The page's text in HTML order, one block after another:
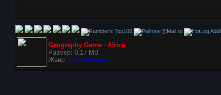
Geography Game - Africa
Размер: 0.17 MB
Жанр: Головоломки